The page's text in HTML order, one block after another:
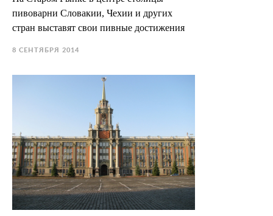
пивоварни Словакии, Чехии и других
стран выставят свои пивные достижения
8 СЕНТЯБРЯ 2014